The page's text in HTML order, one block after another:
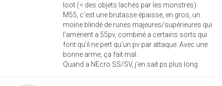
loot (= des objets lachés par les monstres)
M55, c'est une brutasse épaisse, en gros, un
moine blindé de runes majeures/supérieures qui
l'amènent a 55pv, combiné a certains sorts qui
font qu'il ne pert qu'un pv par attaque. Avec une
bonne arme, ça fait mal.
Quand a NEcro SS/SV, j'en sait ps plus long.